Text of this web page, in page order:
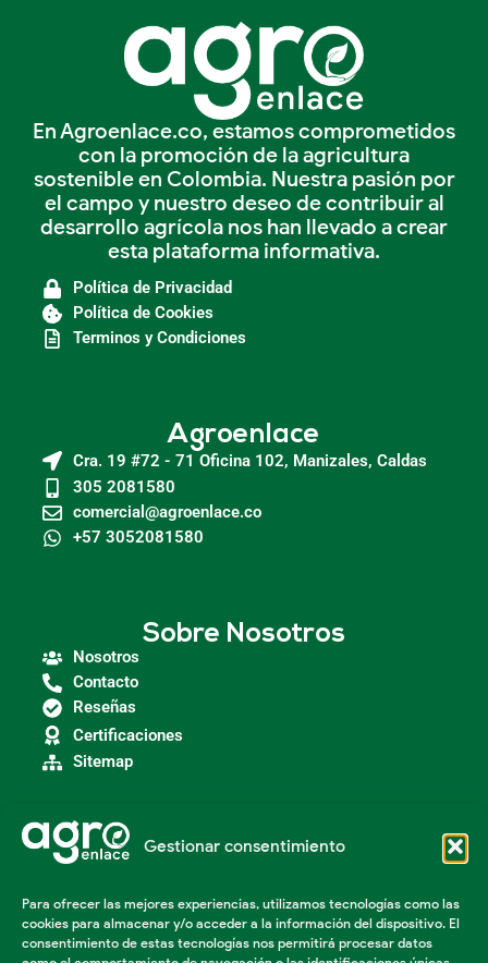
Gestionar consentimiento
Para ofrecer las mejores experiencias, utilizamos tecnologías como las
cookies para almacenar y/o acceder a la información del dispositivo. El
consentimiento de estas tecnologías nos permitirá procesar datos
En Agroenlace.co, estamos comprometidos
con la promoción de la agricultura
sostenible en Colombia. Nuestra pasión por
el campo y nuestro deseo de contribuir al
desarrollo agrícola nos han llevado a crear
esta plataforma informativa.
Política de Privacidad
Política de Cookies
Terminos y Condiciones
Agroenlace
Cra. 19 #72 - 71 Oficina 102, Manizales, Caldas
305 2081580
comercial@agroenlace.co
+57 3052081580
Sobre Nosotros
Nosotros
Contacto
Reseñas
Certificaciones
Sitemap
Categorías
Insumos Agrícolas
Maquinaria Agroindustrial
Maquinaria Industrial